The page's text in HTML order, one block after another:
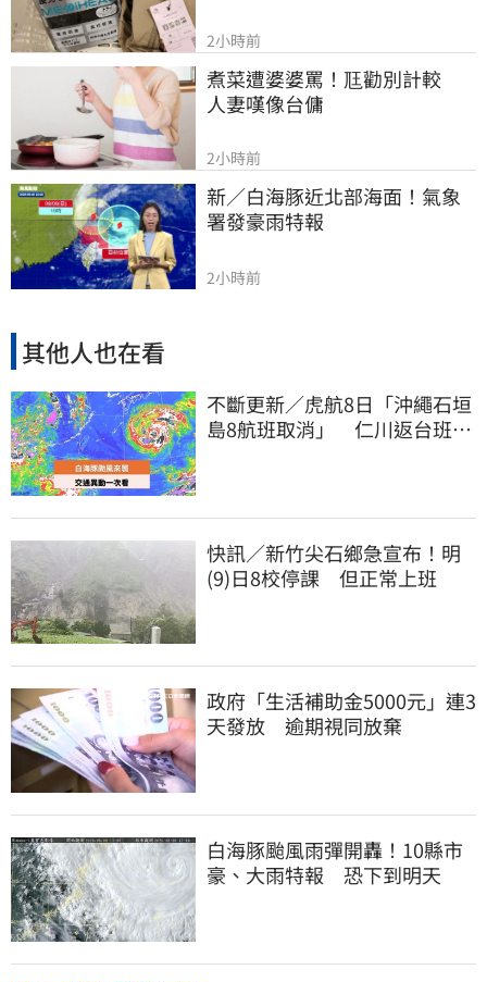
2小時前
煮菜遭婆婆罵！尫勸別計較
人妻嘆像台傭
2小時前
新／白海豚近北部海面！氣象
署發豪雨特報
2小時前
其他人也在看
不斷更新／虎航8日「沖繩石垣
島8航班取消」 仁川返台班機
快訊／新竹尖石鄉急宣布！明
(9)日8校停課 但正常上班
政府「生活補助金5000元」連3
天發放 逾期視同放棄
白海豚颱風雨彈開轟！10縣市
豪、大雨特報 恐下到明天